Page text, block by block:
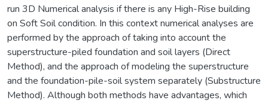
run 3D Numerical analysis if there is any High-Rise building
on Soft Soil condition. In this context numerical analyses are
performed by the approach of taking into account the
superstructure-piled foundation and soil layers (Direct
Method), and the approach of modeling the superstructure
and the foundation-pile-soil system separately (Substructure
Method). Although both methods have advantages, which